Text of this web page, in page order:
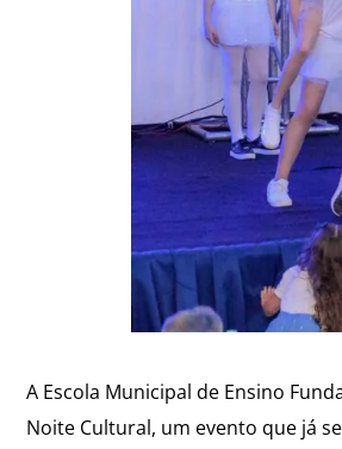
A Escola Municipal de Ensino
Noite Cultural, um evento que já